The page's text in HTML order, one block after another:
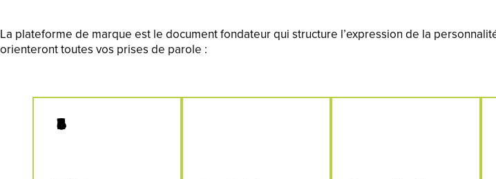
La plateforme de marque est le document fondateur qui structure l’expression de la
orienteront toutes vos prises de parole :